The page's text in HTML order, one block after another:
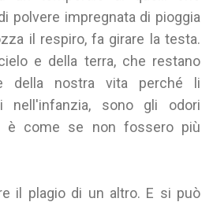
polvere impregnata di pioggia
il respiro, fa girare la testa.
e della terra, che restano
della nostra vita perché li
nell'infanzia, sono gli odori
è come se non fossero più
il plagio di un altro. E si può